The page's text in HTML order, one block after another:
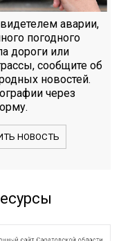
аварии,
погодного
дороги или
сообщите об
новостей.
через
НОВОСТЬ